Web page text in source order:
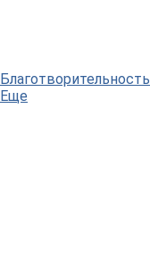
Благотворительность
Еще